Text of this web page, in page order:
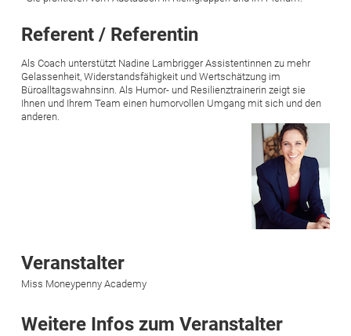
Referent / Referentin
Als Coach unterstützt Nadine Lambrigger Assistentinnen zu mehr
Gelassenheit, Widerstandsfähigkeit und Wertschätzung im
Büroalltagswahnsinn. Als Humor- und Resilienztrainerin zeigt sie
Ihnen und Ihrem Team einen humorvollen Umgang mit sich und den
anderen.
Veranstalter
Miss Moneypenny Academy
Weitere Infos zum Veranstalter